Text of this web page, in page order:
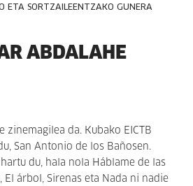
ETA SORTZAILEENTZAKO GUNERA
ABDALAHE
zinemagilea da. Kubako EICTB
San Antonio de los Bañosen.
du, hala nola Háblame de las
El árbol, Sirenas eta Nada ni nadie